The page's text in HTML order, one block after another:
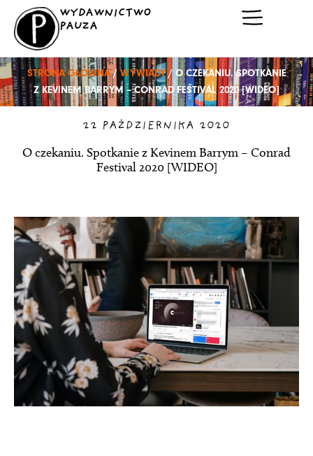
Przejdź
treści
WYDAWNICTWO
PAUZA
STRONA GŁÓWNA/WYWIADY/ O CZEKANIU. SPOTKANIE
Z KEVINEM BARRYM – CONRAD FESTIVAL 2020 [WIDEO]
22 PAŹDZIERNIKA 2020
O czekaniu. Spotkanie z Kevinem Barrym – Conrad
Festival 2020 [WIDEO]